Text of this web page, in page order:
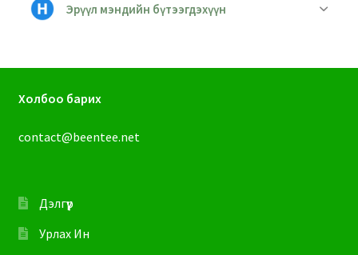
Эрүүл мэндийн бүтээгдэхүүн
Холбоо барих
contact@beentee.net
Дэлгүүр
Урлах Ин